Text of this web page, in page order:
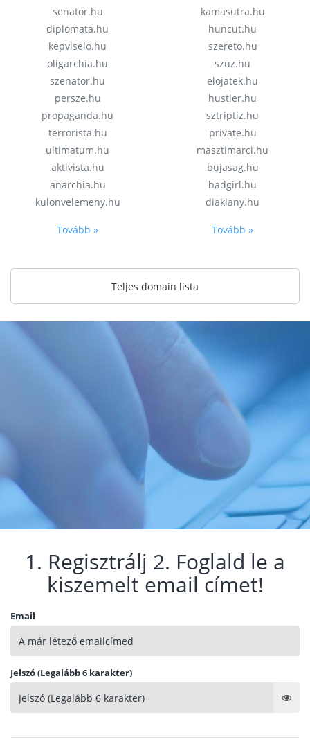
senator.hu
diplomata.hu
kepviselo.hu
oligarchia.hu
szenator.hu
persze.hu
propaganda.hu
terrorista.hu
ultimatum.hu
aktivista.hu
anarchia.hu
kulonvelemeny.hu
Tovább »
kamasutra.hu
huncut.hu
szereto.hu
szuz.hu
elojatek.hu
hustler.hu
sztriptiz.hu
private.hu
masztimarci.hu
bujasag.hu
badgirl.hu
diaklany.hu
Tovább »
Teljes domain lista
1. Regisztrálj 2. Foglald le a
kiszemelt email címet!
Email
Jelszó (Legalább 6 karakter)